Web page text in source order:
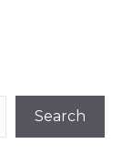
Search